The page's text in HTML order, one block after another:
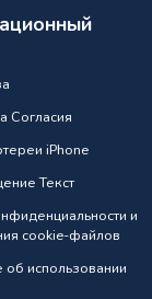
Согласия
iPhone
Текст
и
cookie-файлов
использовании